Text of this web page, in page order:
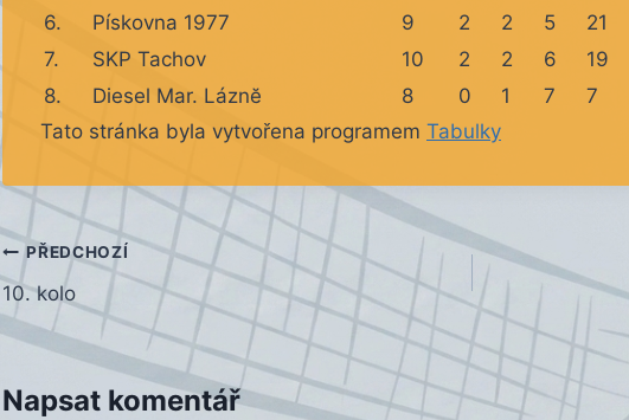
6.
Pískovna 1977 9 2 2 5 21
7.
SKP Tachov 10 2 2 6 19
8.
Diesel Mar. Láznĕ 8 0 1 7 7
Tato stránka byla vytvořena programem Tabulky
Navigace
pro
příspěvek
PŘEDCHOZÍ
10. kolo
Napsat komentář